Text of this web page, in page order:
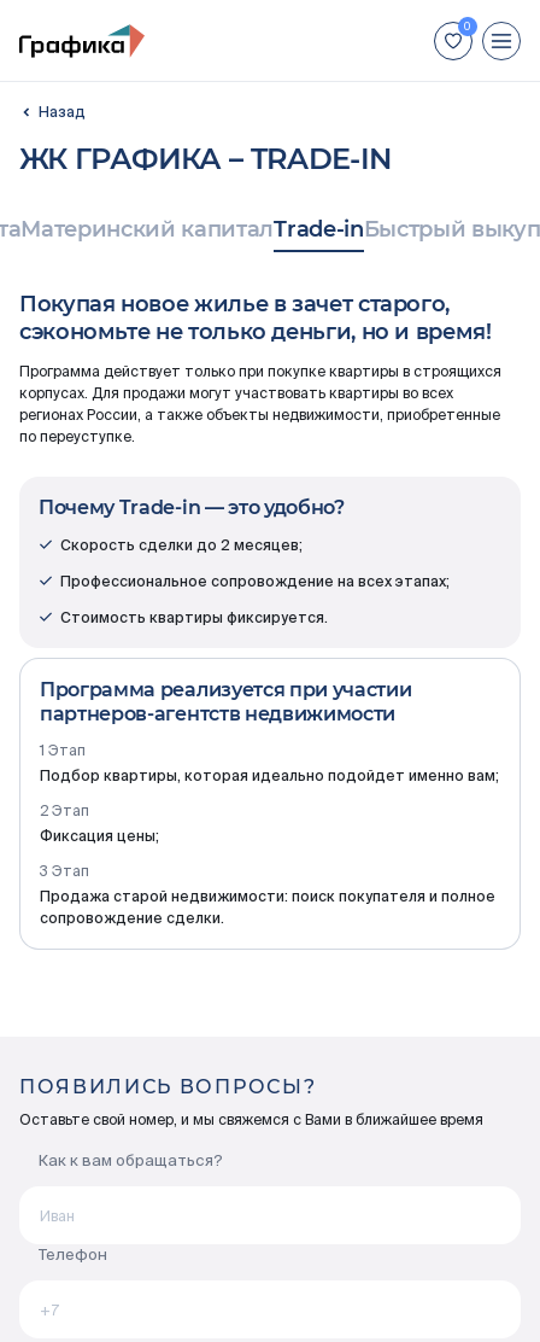
Для иногородних покупателей:
Способы покупки
Отделка
Акции
Ход строительства
ВЫБРАТЬ КВАРТИРУ
Проекты
О компании
Жизнь в мавис
ЖК ГРАФИКА – TRADE-IN
Материнский капиталTrade-inБыстрый выкуп
Покупая новое жилье в зачет старого,
сэкономьте не только деньги, но и время!
Программа действует только при покупке квартиры в строящихся
корпусах. Для продажи могут участвовать квартиры во всех
регионах России, а также объекты недвижимости, приобретенные
по переуступке.
Почему Trade-in — это удобно?
Скорость сделки до 2 месяцев;
Профессиональное сопровождение на всех этапах;
Стоимость квартиры фиксируется.
Программа реализуется при участии
партнеров-агентств недвижимости
Подбор квартиры, которая идеально подойдет именно вам;
Фиксация цены;
Продажа старой недвижимости: поиск покупателя и полное
сопровождение сделки.
ПОЯВИЛИСЬ ВОПРОСЫ?
Оставьте свой номер, и мы свяжемся с Вами в ближайшее время
Как к вам обращаться?
Телефон